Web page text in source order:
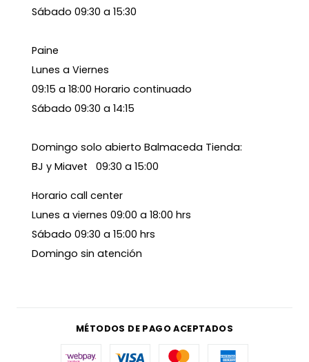
Sábado 09:30 a 15:30
Paine
Lunes a Viernes
09:15 a 18:00 Horario continuado
Sábado 09:30 a 14:15
Domingo solo abierto Balmaceda Tienda:
BJ y Miavet 09:30 a 15:00
Horario call center
Lunes a viernes 09:00 a 18:00 hrs
Sábado 09:30 a 15:00 hrs
Domingo sin atención
MÉTODOS DE PAGO ACEPTADOS